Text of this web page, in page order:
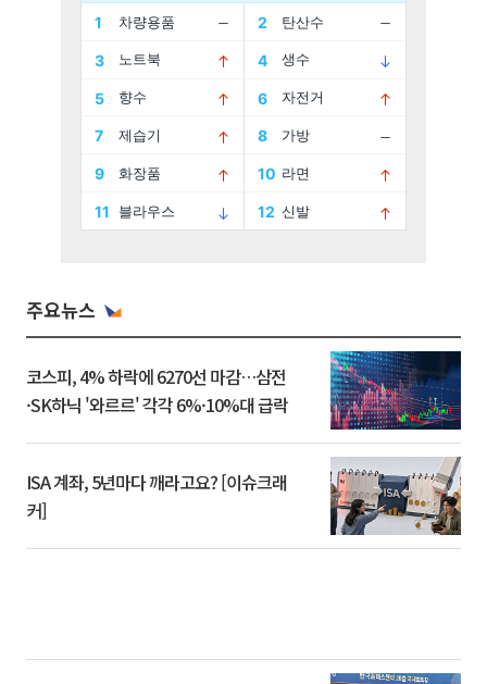
주요뉴스
코스피, 4% 하락에 6270선 마감…삼전
·SK하닉 '와르르' 각각 6%·10%대 급락
ISA 계좌, 5년마다 깨라고요? [이슈크래
커]